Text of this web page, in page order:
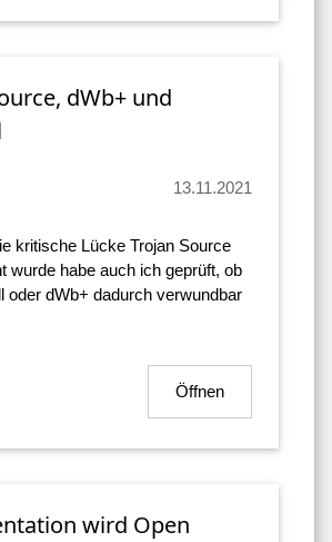
dWb+ und
13.11.2021
kritische Lücke Trojan Source
wurde habe auch ich geprüft, ob
oder dWb+ dadurch verwundbar
Öffnen
wird Open